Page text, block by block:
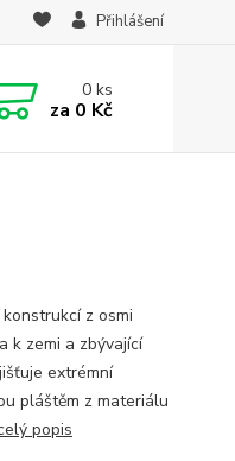
Přihlášení
0ks
za 0 Kč
z osmi
k zemi a zbývající
extrémní
pláštěm z materiálu
popis